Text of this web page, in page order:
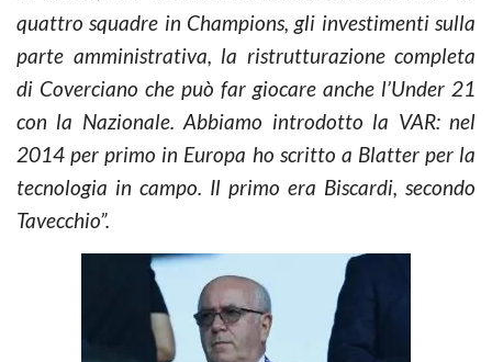
quattro squadre in Champions, gli investimenti sulla
parte amministrativa, la ristrutturazione completa
di Coverciano che può far giocare anche l’Under 21
con la Nazionale. Abbiamo introdotto la VAR: nel
2014 per primo in Europa ho scritto a Blatter per la
tecnologia in campo. Il primo era Biscardi, secondo
Tavecchio”.